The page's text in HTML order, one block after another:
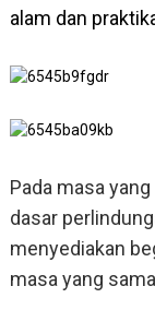
alam dan
Pada masa
dasar
menyediakan
masa yang